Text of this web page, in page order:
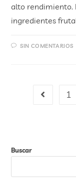
alto rendimiento.
ingredientes
SIN COMENTARIOS
1
Buscar